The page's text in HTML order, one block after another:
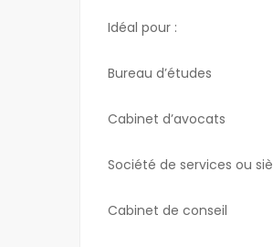
Idéal pour :
Bureau d’études
Cabinet d’avocats
Société de services ou
Cabinet de conseil